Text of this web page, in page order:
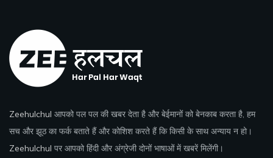
Zeehulchul आपको पल पल की खबर देता है और बेईमानों को बेनकाब करता है, हम
सच और झूठ का फर्क बताते हैं और कोशिश करते हैं कि किसी के साथ अन्याय न हो।
Zeehulchul पर आपको हिंदी और अंग्रेजी दोनों भाषाओं में खबरें मिलेंगी।